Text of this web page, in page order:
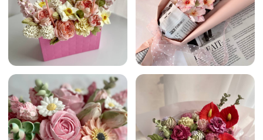
Гайдпо оформлению
социальных сетей
кондитера
Курс по food-фото
необходимое подспорье
для любого кондитера